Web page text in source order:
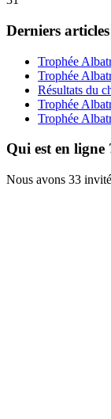
Derniers articles
Trophée
Trophée
Résultats du
Trophée
Trophée
Qui est en ligne
Nous avons 33